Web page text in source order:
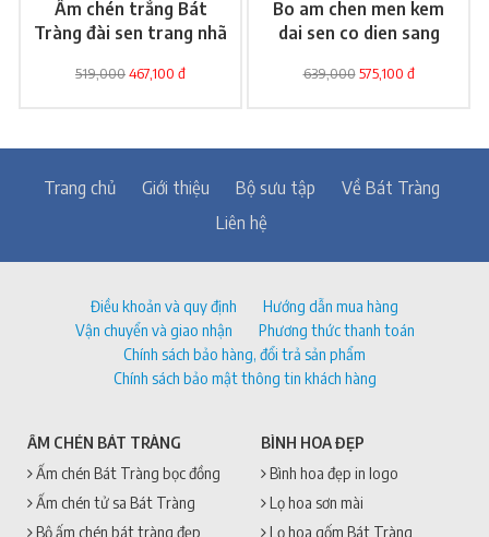
Ấm chén trắng Bát
Tràng đài sen trang nhã
519,000467,100 đ
Bo am chen men kem
dai sen co dien sang
639,000575,100 đ
Trang chủ Giới thiệu Bộ sưu tập
Về Bát Tràng
Liên hệ
Điều khoản và quy định
Hướng dẫn mua hàng
Vận chuyển và giao nhận
Phương thức thanh toán
Chính sách bảo hàng, đổi trả sản phẩm
Chính sách bảo mật thông tin khách hàng
ẤM CHÉN BÁT TRÀNG
Ấm chén Bát Tràng bọc đồng
Ấm chén tử sa Bát Tràng
Bộ ấm chén bát tràng đẹp
BÌNH HOA ĐẸP
Bình hoa đẹp in logo
Lọ hoa sơn mài
Lọ hoa gốm Bát Tràng